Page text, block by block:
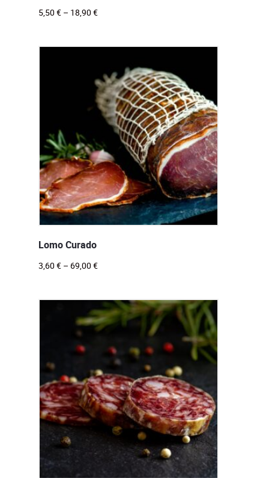
5,50 € – 18,90 €
Lomo Curado
3,60 € – 69,00 €